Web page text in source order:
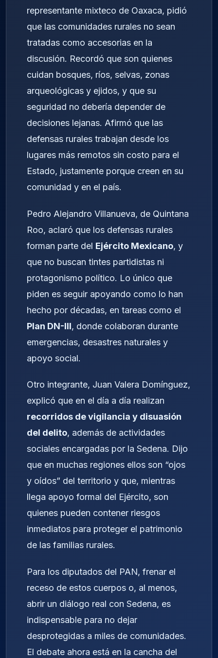
representante mixteco de Oaxaca, pidió
que las comunidades rurales no sean
tratadas como accesorias en la
discusión. Recordó que son quienes
cuidan bosques, ríos, selvas, zonas
arqueológicas y ejidos, y que su
seguridad no debería depender de
decisiones lejanas. Afirmó que las
defensas rurales trabajan desde los
lugares más remotos sin costo para el
Estado, justamente porque creen en su
comunidad y en el país.
Pedro Alejandro Villanueva, de Quintana
Roo, aclaró que los defensas rurales
forman parte del Ejército Mexicano, y
que no buscan tintes partidistas ni
protagonismo político. Lo único que
piden es seguir apoyando como lo han
hecho por décadas, en tareas como el
Plan DN-III, donde colaboran durante
emergencias, desastres naturales y
apoyo social.
Otro integrante, Juan Valera Domínguez,
explicó que en el día a día realizan
recorridos de vigilancia y disuasión
del delito, además de actividades
sociales encargadas por la Sedena. Dijo
que en muchas regiones ellos son “ojos
y oídos” del territorio y que, mientras
llega apoyo formal del Ejército, son
quienes pueden contener riesgos
inmediatos para proteger el patrimonio
de las familias rurales.
Para los diputados del PAN, frenar el
receso de estos cuerpos o, al menos,
abrir un diálogo real con Sedena, es
indispensable para no dejar
desprotegidas a miles de comunidades.
El debate ahora está en la cancha del